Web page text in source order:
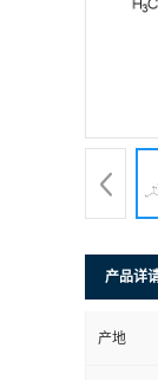
产品详
产地